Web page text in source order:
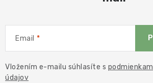
Email
Vložením e-mailu súhlasíte s
údajov